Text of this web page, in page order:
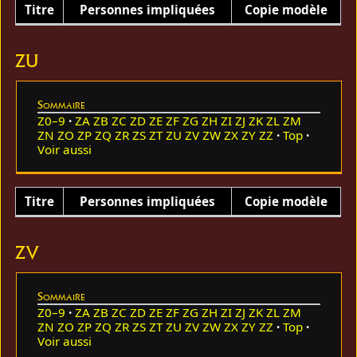
Titre Personnes impliquées Copie modèle
ZU
Sommaire
Z0–9 ZA ZB ZC ZD ZE ZF ZG ZH ZI ZJ ZK ZL ZM
ZN ZO ZP ZQ ZR ZS ZT ZU ZV ZW ZX ZY ZZ
Top
Voir aussi
Titre Personnes impliquées Copie modèle
ZV
Sommaire
Z0–9 ZA ZB ZC ZD ZE ZF ZG ZH ZI ZJ ZK ZL ZM
ZN ZO ZP ZQ ZR ZS ZT ZU ZV ZW ZX ZY ZZ
Top
Voir aussi